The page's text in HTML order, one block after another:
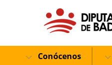
Conócenos